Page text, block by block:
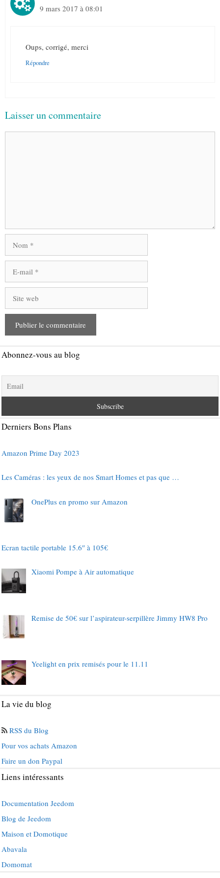
9 mars 2017 à 08:01
Oups, corrigé, merci
Répondre
Laisser un commentaire
mail
web
Abonnez-vous au blog
Derniers Bons Plans
Amazon Prime Day 2023
Les Caméras : les yeux de nos Smart Homes et pas que …
OnePlus en promo sur Amazon
Ecran tactile portable 15.6″ à 105€
Xiaomi Pompe à Air automatique
Remise de 50€ sur l’aspirateur-serpillère Jimmy HW8 Pro
Yeelight en prix remisés pour le 11.11
La vie du blog
RSS du Blog
Pour vos achats Amazon
Faire un don Paypal
Liens intéressants
Documentation Jeedom
Blog de Jeedom
Maison et Domotique
Abavala
Domomat